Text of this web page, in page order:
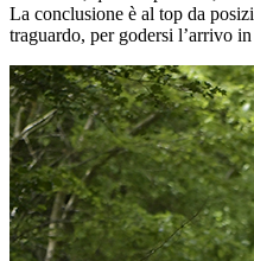
La conclusione è al top da
traguardo, per godersi l’arrivo